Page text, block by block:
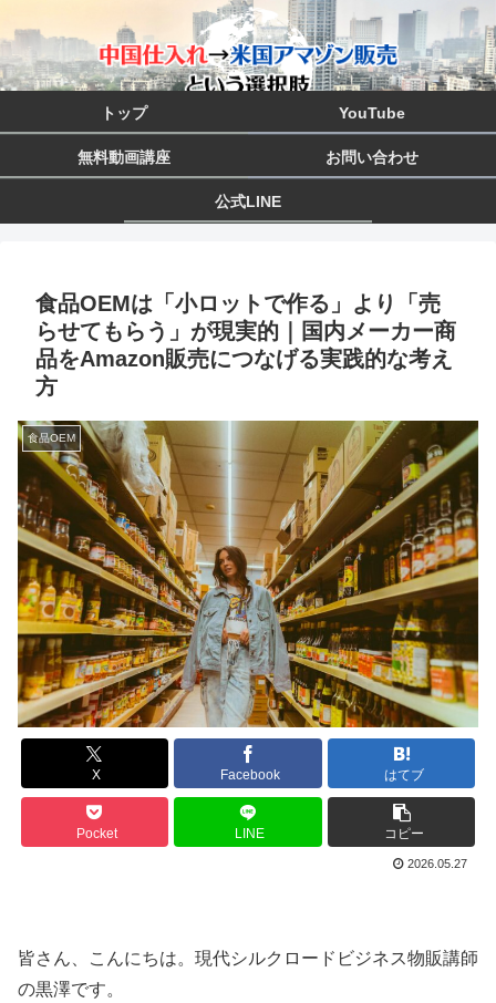
トップ YouTube
無料動画講座 お問い合わせ
公式LINE
食品OEMは「小ロットで作る」より「売
らせてもらう」が現実的｜国内メーカー商
品をAmazon販売につなげる実践的な考え
方
食品OEM
X Facebook はてブ
Pocket LINE コピー
2026.05.27
皆さん、こんにちは。現代シルクロードビジネス物販講師
の黒澤です。